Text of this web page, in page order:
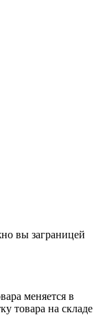
вы заграницей
меняется в
товара на складе